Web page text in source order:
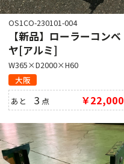
OS1CO-230101-004
【新品】ローラーコンベ
ヤ[アルミ]
W365×D2000×H60
大阪
あと3 点 ￥22,000